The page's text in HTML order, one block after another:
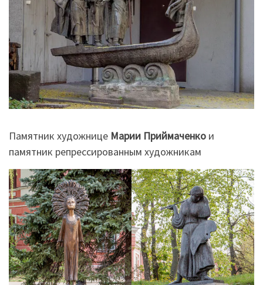
Памятник художнице Марии Приймаченко и
памятник репрессированным художникам